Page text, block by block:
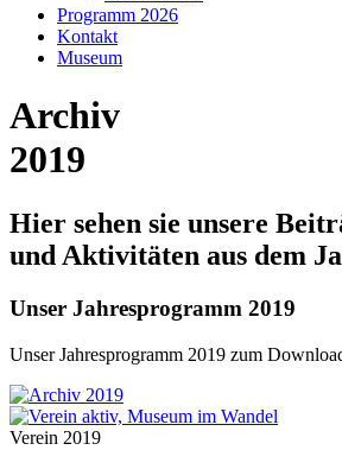
Programm 2026
Kontakt
Museum
Archiv
2019
Hier sehen sie unsere
und Aktivitäten aus dem
Unser Jahresprogramm 2019
Unser Jahresprogramm 2019 zum
Verein 2019